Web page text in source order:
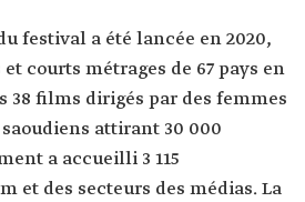
festival a été lancée en 2020,
courts métrages de 67 pays en
38 films dirigés par des femmes
attirant 30 000
a accueilli 3 115
et des secteurs des médias. La